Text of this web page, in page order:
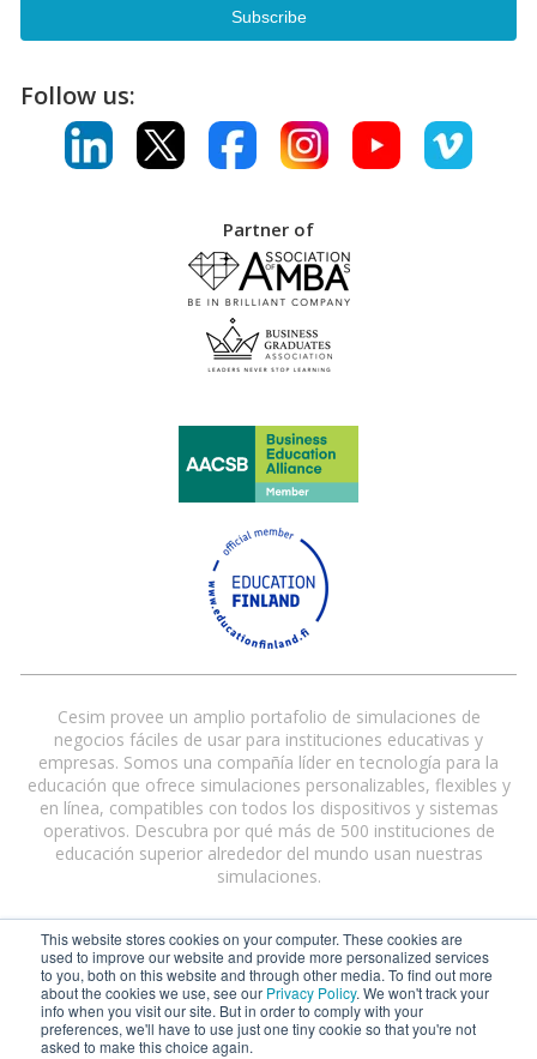
This website stores cookies on your computer. These cookies are
used to improve our website and provide more personalized services
to you, both on this website and through other media. To find out more
about the cookies we use, see our Privacy Policy. We won't track your
info when you visit our site. But in order to comply with your
preferences, we'll have to use just one tiny cookie so that you're not
asked to make this choice again.
Follow us:
Partner of
Cesim provee un amplio portafolio de simulaciones de
negocios fáciles de usar para instituciones educativas y
empresas. Somos una compañía líder en tecnología para la
educación que ofrece simulaciones personalizables, flexibles y
en línea, compatibles con todos los dispositivos y sistemas
operativos. Descubra por qué más de 500 instituciones de
educación superior alrededor del mundo usan nuestras
simulaciones.
Cesim® and Cesim Global Challenge® are registered trademarks of Cesim
Oy in the United States and/or other countries.